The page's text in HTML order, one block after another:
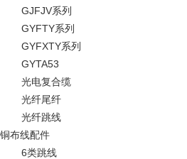
GJFJV系列
GYFTY系列
GYFXTY系列
GYTA53
光电复合缆
光纤尾纤
光纤跳线
铜布线配件
6类跳线